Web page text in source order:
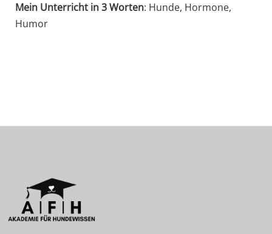
Mein Unterricht in 3 Worten: Hunde, Hormone,
Humor